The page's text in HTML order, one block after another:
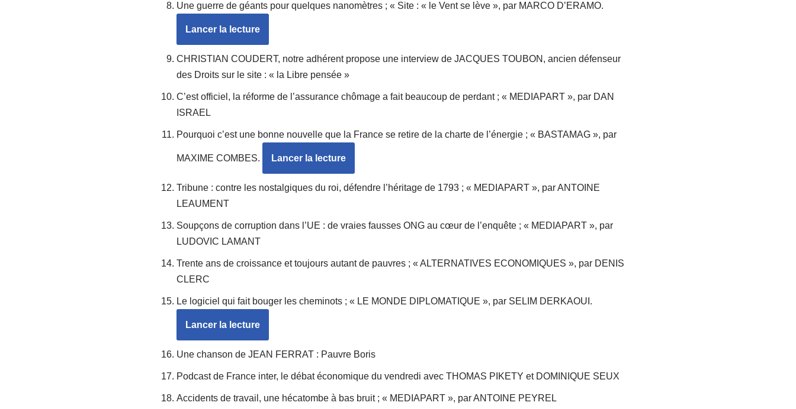
Une guerre de géants pour quelques nanomètres ; « Site : « le Vent se lève », par MARCO D’ERAMO.
Lancer la lecture
CHRISTIAN COUDERT, notre adhérent propose une interview de JACQUES TOUBON, ancien défenseur
des Droits sur le site : « la Libre pensée »
C’est officiel, la réforme de l’assurance chômage a fait beaucoup de perdant ; « MEDIAPART », par DAN
ISRAEL
Pourquoi c’est une bonne nouvelle que la France se retire de la charte de l’énergie ; « BASTAMAG », par
MAXIME COMBES. Lancer la lecture
Tribune : contre les nostalgiques du roi, défendre l’héritage de 1793 ; « MEDIAPART », par ANTOINE
LEAUMENT
Soupçons de corruption dans l’UE : de vraies fausses ONG au cœur de l’enquête ; « MEDIAPART », par
LUDOVIC LAMANT
Trente ans de croissance et toujours autant de pauvres ; « ALTERNATIVES ECONOMIQUES », par DENIS
CLERC
Le logiciel qui fait bouger les cheminots ; « LE MONDE DIPLOMATIQUE », par SELIM DERKAOUI.
Lancer la lecture
Une chanson de JEAN FERRAT : Pauvre Boris
Podcast de France inter, le débat économique du vendredi avec THOMAS PIKETY et DOMINIQUE SEUX
Accidents de travail, une hécatombe à bas bruit ; « MEDIAPART », par ANTOINE PEYREL